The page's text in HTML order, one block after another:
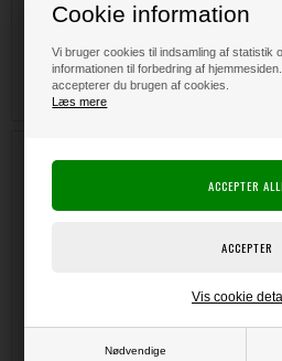
Cookie information
Vi bruger cookies til indsamling af statistik
informationen til forbedring af
accepterer du brugen af cookies.
Læs mere
Nødvendige
Vis cookie
Foundations - Pages A / White